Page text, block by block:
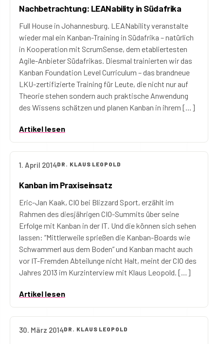
Nachbetrachtung: LEANability in Südafrika
Full House in Johannesburg. LEANability veranstalte
wieder mal ein Kanban-Training in Südafrika – natürlich
in Kooperation mit ScrumSense, dem etabliertesten
Agile-Anbieter Südafrikas. Diesmal trainierten wir das
Kanban Foundation Level Curriculum – das brandneue
LKU-zertifizierte Training für Leute, die nicht nur auf
Theorie stehen sondern auch praktische Anwendung
des Wissens schätzen und planen Kanban in ihrem […]
Artikel lesen
1. April 2014DR. KLAUS LEOPOLD
Kanban im Praxiseinsatz
Eric-Jan Kaak, CIO bei Blizzard Sport, erzählt im
Rahmen des diesjährigen CIO-Summits über seine
Erfolge mit Kanban in der IT. Und die können sich sehen
lassen: “Mittlerweile sprießen die Kanban-Boards wie
Schwammerl aus dem Boden” und Kanban macht auch
vor IT-Fremden Abteilunge nicht Halt, meint der CIO des
Jahres 2013 im Kurzinterview mit Klaus Leopold. […]
Artikel lesen
30. März 2014DR. KLAUS LEOPOLD